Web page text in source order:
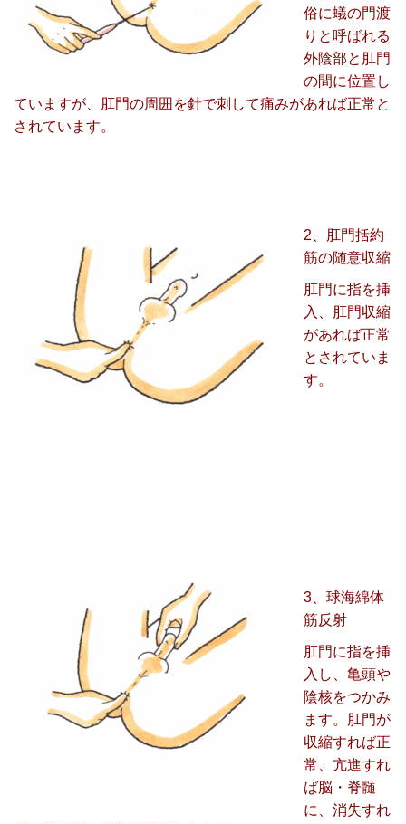
俗に蟻の門渡
りと呼ばれる
外陰部と肛門
の間に位置し
ていますが、肛門の周囲を針で刺して痛みがあれば正常と
されています。
2、肛門括約
筋の随意収縮
肛門に指を挿
入、肛門収縮
があれば正常
とされていま
す。
3、球海綿体
筋反射
肛門に指を挿
入し、亀頭や
陰核をつかみ
ます。
肛門が
収縮すれば正
常、亢進すれ
ば脳・脊髄
に、消失すれ